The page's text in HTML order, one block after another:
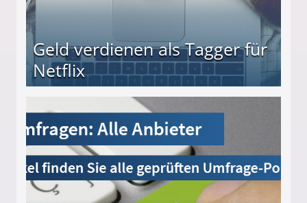
Geld verdienen als Tagger für
Netflix